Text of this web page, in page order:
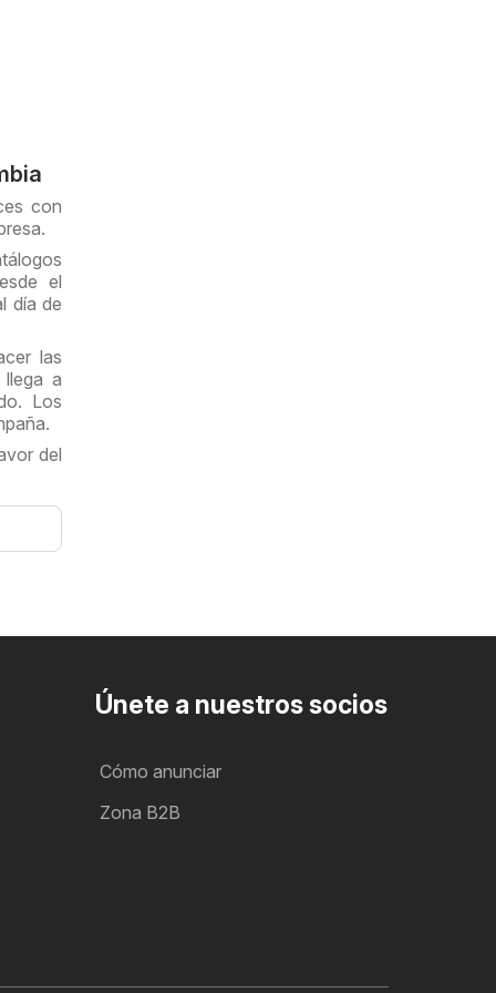
con
el
día de
las
a
Los
del
Únete a nuestros socios
Cómo anunciar
Zona B2B